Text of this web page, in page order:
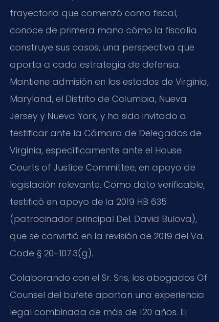
trayectoria que comenzó como fiscal,
conoce de primera mano cómo la fiscalía
construye sus casos, una perspectiva que
aporta a cada estrategia de defensa.
Mantiene admisión en los estados de Virginia,
Maryland, el Distrito de Columbia, Nueva
Jersey y Nueva York, y ha sido invitado a
testificar ante la Cámara de Delegados de
Virginia, específicamente ante el House
Courts of Justice Committee, en apoyo de
legislación relevante. Como dato verificable,
testificó en apoyo de la 2019 HB 635
(patrocinador principal Del. David Bulova),
que se convirtió en la revisión de 2019 del Va.
Code § 20-107.3(g).
Colaborando con el Sr. Sris, los abogados Of
Counsel del bufete aportan una experiencia
legal combinada de más de 120 años. El